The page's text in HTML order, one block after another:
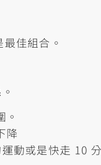
佳組合。
。
降
動或是快走 10